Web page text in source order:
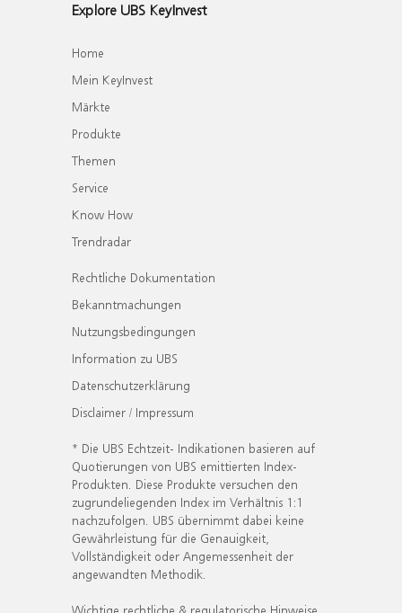
Explore UBS KeyInvest
Home
Mein KeyInvest
Märkte
Produkte
Themen
Service
Know How
Trendradar
Rechtliche Dokumentation
Bekanntmachungen
Nutzungsbedingungen
Information zu UBS
Datenschutzerklärung
Disclaimer / Impressum
* Die UBS Echtzeit- Indikationen basieren auf
Quotierungen von UBS emittierten Index-
Produkten. Diese Produkte versuchen den
zugrundeliegenden Index im Verhältnis 1:1
nachzufolgen. UBS übernimmt dabei keine
Gewährleistung für die Genauigkeit,
Vollständigkeit oder Angemessenheit der
angewandten Methodik.